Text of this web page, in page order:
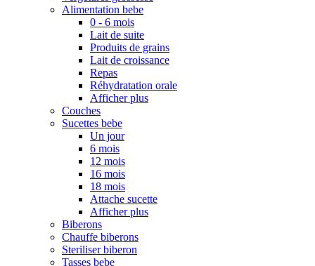
Alimentation bebe
0 - 6 mois
Lait de suite
Produits de grains
Lait de croissance
Repas
Réhydratation orale
Afficher plus
Couches
Sucettes bebe
Un jour
6 mois
12 mois
16 mois
18 mois
Attache sucette
Afficher plus
Biberons
Chauffe biberons
Steriliser biberon
Tasses bebe